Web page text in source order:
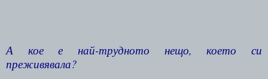
А кое е най-трудното нещо, което си
преживявала?